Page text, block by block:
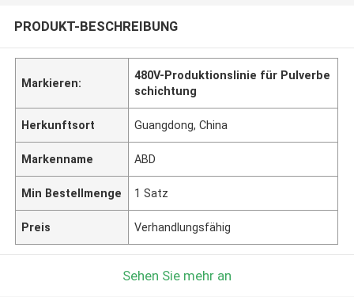
PRODUKT-BESCHREIBUNG
Markieren:
480V-Produktionslinie für Pulverbe
schichtung
Herkunftsort Guangdong, China
Markenname ABD
Min Bestellmenge 1 Satz
Preis Verhandlungsfähig
Sehen Sie mehr an